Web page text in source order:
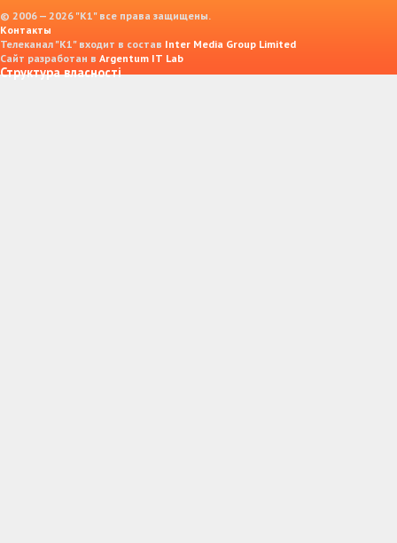
© 2006 — 2026 "K1" все права защищены.
Контакты
Телеканал "К1" входит в состав Inter Media Group Limited
Сайт разработан в Argentum IT Lab
Структура власності